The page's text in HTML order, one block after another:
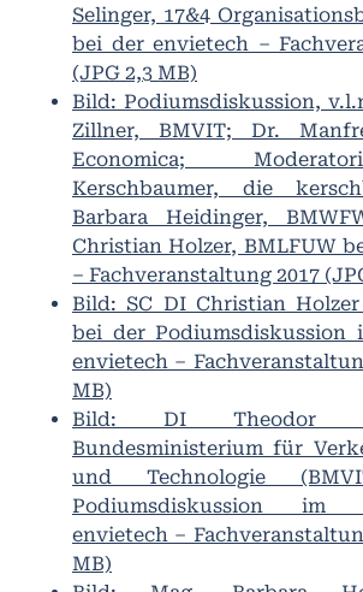
Selinger, 17&4
bei der envietech –
(JPG 2,3 MB)
Bild: Podiumsdiskussion,
Zillner, BMVIT; Dr.
Economica;
Kerschbaumer, die
Barbara Heidinger,
Christian Holzer, BMLFUW
– Fachveranstaltung 2017
Bild: SC DI Christian
bei der Podiumsdiskussion
envietech –
MB)
Bild: DI Theodor
Bundesministerium für
und Technologie
Podiumsdiskussion im
envietech –
MB)